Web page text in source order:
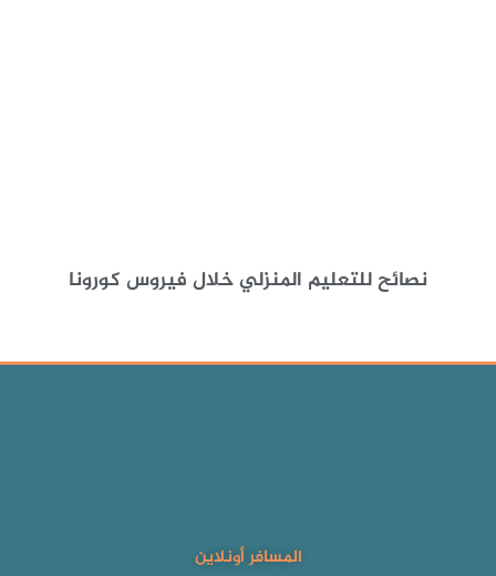
نصائح للتعليم المنزلي خلال فيروس كورونا
المسافر أونلاين